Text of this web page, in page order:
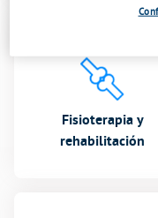
Fisioterapia y
rehabilitación